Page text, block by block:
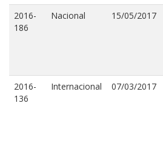
2016-
186
Nacional 15/05/2017
2016-
136
Internacional 07/03/2017